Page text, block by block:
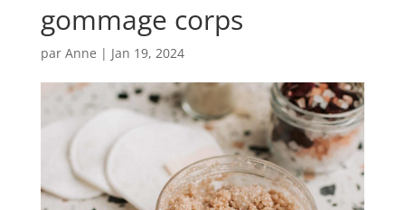
gommage corps
par Anne | Jan 19, 2024